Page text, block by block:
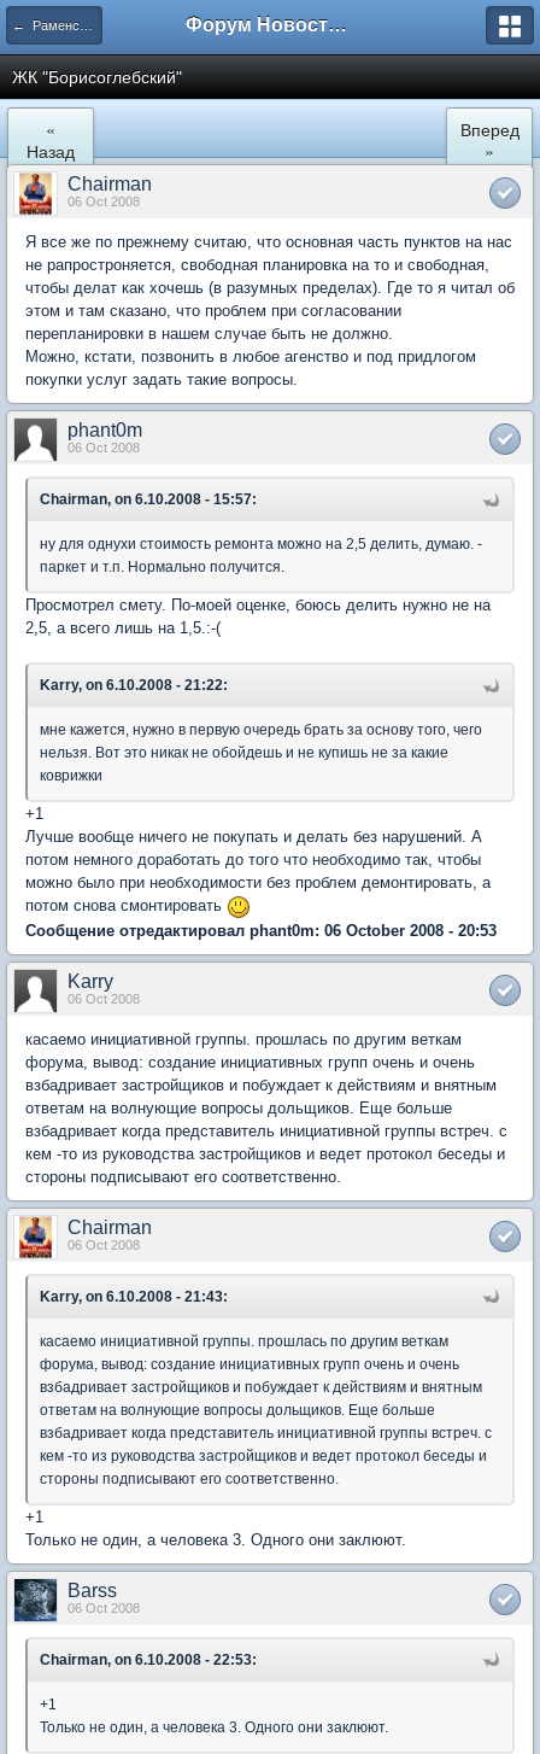
← Раменское Форум Новостройки
ЖК "Борисоглебский"
«
Назад
Вперед
»
Chairman
06 Oct 2008
Я все же по прежнему считаю, что основная часть пунктов на нас
не рапростроняется, свободная планировка на то и свободная,
чтобы делат как хочешь (в разумных пределах). Где то я читал об
этом и там сказано, что проблем при согласовании
перепланировки в нашем случае быть не должно.
Можно, кстати, позвонить в любое агенство и под придлогом
покупки услуг задать такие вопросы.
phant0m
06 Oct 2008
Chairman, on 6.10.2008 - 15:57:
ну для однухи стоимость ремонта можно на 2,5 делить, думаю. -
паркет и т.п. Нормально получится.
Просмотрел смету. По-моей оценке, боюсь делить нужно не на
2,5, а всего лишь на 1,5.:-(
Karry, on 6.10.2008 - 21:22:
мне кажется, нужно в первую очередь брать за основу того, чего
нельзя. Вот это никак не обойдешь и не купишь не за какие
коврижки
+1
Лучше вообще ничего не покупать и делать без нарушений. А
потом немного доработать до того что необходимо так, чтобы
можно было при необходимости без проблем демонтировать, а
потом снова смонтировать
Сообщение отредактировал phant0m: 06 October 2008 - 20:53
Karry
06 Oct 2008
касаемо инициативной группы. прошлась по другим веткам
форума, вывод: создание инициативных групп очень и очень
взбадривает застройщиков и побуждает к действиям и внятным
ответам на волнующие вопросы дольщиков. Еще больше
взбадривает когда представитель инициативной группы встреч. с
кем -то из руководства застройщиков и ведет протокол беседы и
стороны подписывают его соответственно.
Chairman
06 Oct 2008
Karry, on 6.10.2008 - 21:43:
касаемо инициативной группы. прошлась по другим веткам
форума, вывод: создание инициативных групп очень и очень
взбадривает застройщиков и побуждает к действиям и внятным
ответам на волнующие вопросы дольщиков. Еще больше
взбадривает когда представитель инициативной группы встреч. с
кем -то из руководства застройщиков и ведет протокол беседы и
стороны подписывают его соответственно.
+1
Только не один, а человека 3. Одного они заклюют.
Barss
06 Oct 2008
Chairman, on 6.10.2008 - 22:53:
+1
Только не один, а человека 3. Одного они заклюют.